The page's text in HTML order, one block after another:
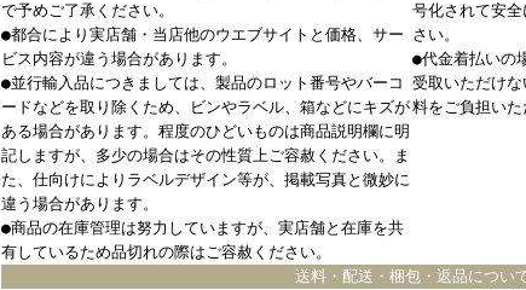
で予めご了承ください。
●都合により実店舗・当店他のウエブサイトと価格、サー
ビス内容が違う場合があります。
●並行輸入品につきましては、製品のロット番号やバーコ
ードなどを取り除くため、ビンやラベル、箱などにキズが
ある場合があります。程度のひどいものは商品説明欄に明
記しますが、多少の場合はその性質上ご容赦ください。ま
た、仕向けによりラベルデザイン等が、掲載写真と微妙に
違う場合があります。
●商品の在庫管理は努力していますが、実店舗と在庫を共
有しているため品切れの際はご容赦ください。
号化されて安
さい。
●代金着払いの
受取いただけ
料をご負担い
送料・配送・梱包・返品につい